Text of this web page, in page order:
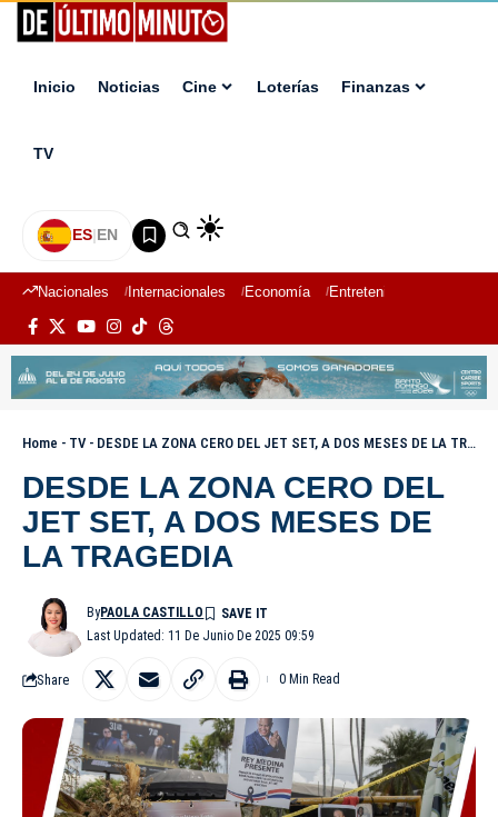
Inicio Noticias Cine Loterías Finanzas
TV
ES|EN
Nacionales Internacionales Economía Entretenimiento
Home - TV- DESDE LA ZONA CERO DEL JET SET, A DOS MESES DE LA TRAGEDIA
DESDE LA ZONA CERO DEL
JET SET, A DOS MESES DE
LA TRAGEDIA
Last Updated: 11 De Junio De 2025 09:59
ByPAOLA CASTILLO
Share 0 Min Read